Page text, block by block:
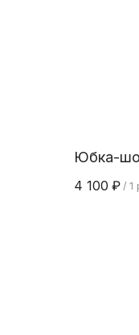
Юбка-
4 100 ₽ / 1